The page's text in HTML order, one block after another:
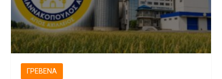
ΓΡΕΒΕΝΆ